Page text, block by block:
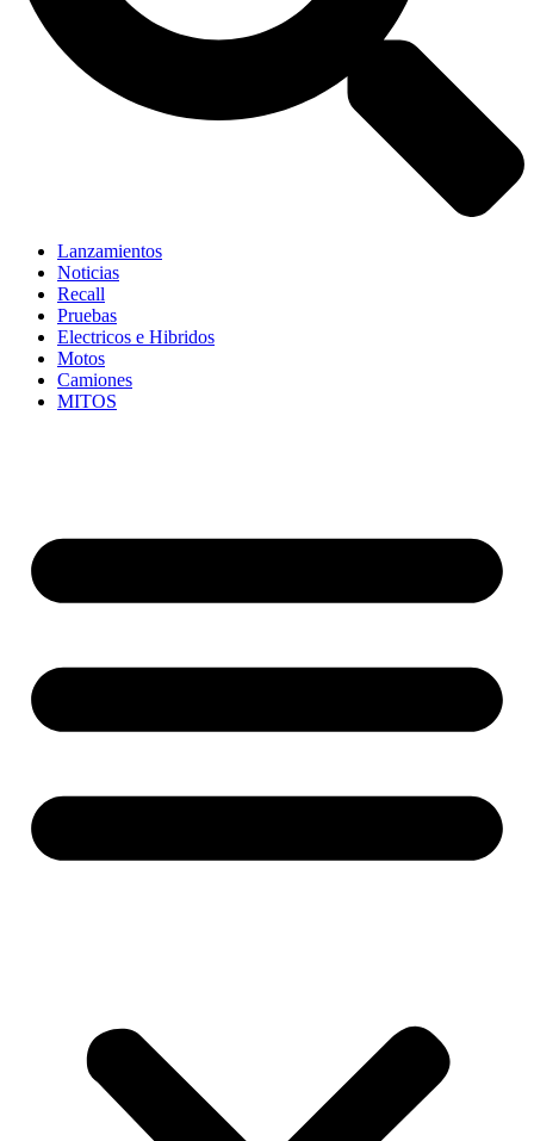
Lanzamientos
Noticias
Recall
Pruebas
Electricos e Hibridos
Motos
Camiones
MITOS